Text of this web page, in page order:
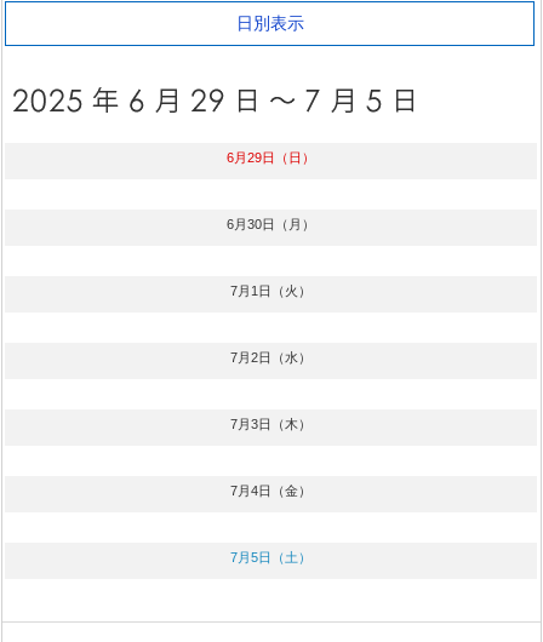
日別表示
6月29日（日）
6月30日（月）
7月1日（火）
7月2日（水）
7月3日（木）
7月4日（金）
7月5日（土）